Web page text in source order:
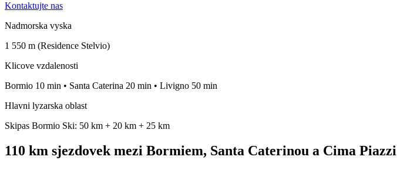
Kontaktujte nas
Nadmorska vyska
1 550 m (Residence Stelvio)
Klicove vzdalenosti
Bormio 10 min • Santa Caterina 20 min • Livigno 50 min
Hlavni lyzarska oblast
Skipas Bormio Ski: 50 km + 20 km + 25 km
110 km sjezdovek mezi Bormiem, Santa Caterinou a Cima Piazzi